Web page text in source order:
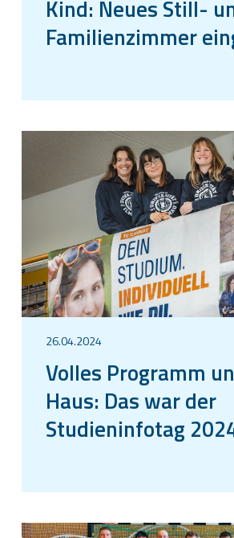
Kind: Neues Still-
Familienzimmer
26.04.2024
Volles Programm
Haus: Das war der
Studieninfotag